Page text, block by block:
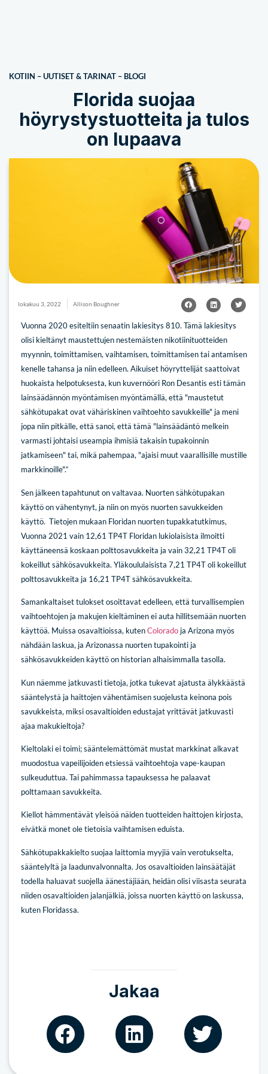
KOTIIN –UUTISET & TARINAT – BLOGI
Florida suojaa
höyrystystuotteita ja tulos
on lupaava
lokakuu 3, 2022 Allison Boughner
Vuonna 2020 esiteltiin senaatin lakiesitys 810. Tämä lakiesitys
olisi kieltänyt maustettujen nestemäisten nikotiinituotteiden
myynnin, toimittamisen, vaihtamisen, toimittamisen tai antamisen
kenelle tahansa ja niin edelleen. Aikuiset höyryttelijät saattoivat
huokaista helpotuksesta, kun kuvernööri Ron Desantis esti tämän
lainsäädännön myöntämisen myöntämällä, että "maustetut
sähkötupakat ovat vähäriskinen vaihtoehto savukkeille" ja meni
jopa niin pitkälle, että sanoi, että tämä "lainsäädäntö melkein
varmasti johtaisi useampia ihmisiä takaisin tupakoinnin
jatkamiseen" tai, mikä pahempaa, "ajaisi muut vaarallisille mustille
markkinoille".“
Sen jälkeen tapahtunut on valtavaa. Nuorten sähkötupakan
käyttö on vähentynyt, ja niin on myös nuorten savukkeiden
käyttö. Tietojen mukaan Floridan nuorten tupakkatutkimus,
Vuonna 2021 vain 12,61 TP4T Floridan lukiolaisista ilmoitti
käyttäneensä koskaan polttosavukkeita ja vain 32,21 TP4T oli
kokeillut sähkösavukkeita. Yläkoululaisista 7,21 TP4T oli kokeillut
polttosavukkeita ja 16,21 TP4T sähkösavukkeita.
Samankaltaiset tulokset osoittavat edelleen, että turvallisempien
vaihtoehtojen ja makujen kieltäminen ei auta hillitsemään nuorten
käyttöä. Muissa osavaltioissa, kutenColorado ja Arizona myös
nähdään laskua, ja Arizonassa nuorten tupakointi ja
sähkösavukkeiden käyttö on historian alhaisimmalla tasolla.
Kun näemme jatkuvasti tietoja, jotka tukevat ajatusta älykkäästä
sääntelystä ja haittojen vähentämisen suojelusta keinona pois
savukkeista, miksi osavaltioiden edustajat yrittävät jatkuvasti
ajaa makukieltoja?
Kieltolaki ei toimi; sääntelemättömät mustat markkinat alkavat
muodostua vapeilijoiden etsiessä vaihtoehtoja vape-kaupan
sulkeuduttua. Tai pahimmassa tapauksessa he palaavat
polttamaan savukkeita.
Kiellot hämmentävät yleisöä näiden tuotteiden haittojen kirjosta,
eivätkä monet ole tietoisia vaihtamisen eduista.
Sähkötupakkakielto suojaa laittomia myyjiä vain verotukselta,
sääntelyltä ja laadunvalvonnalta. Jos osavaltioiden lainsäätäjät
todella haluavat suojella äänestäjiään, heidän olisi viisasta seurata
niiden osavaltioiden jalanjälkiä, joissa nuorten käyttö on laskussa,
kuten Floridassa.
Jakaa